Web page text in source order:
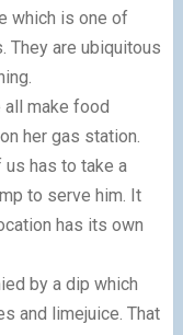
which is one of
They are ubiquitous
make food
her gas station.
has to take a
to serve him. It
has its own
by a dip which
and limejuice. That